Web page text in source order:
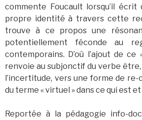
commente Foucault lorsqu’il
propre identité à travers cette
trouve à ce propos une
potentiellement féconde au
contemporains. D’où l’ajout de
renvoie au subjonctif du verbe
l’incertitude, vers une forme de
du terme « virtuel » dans ce qui est
Reportée à la pédagogie info-